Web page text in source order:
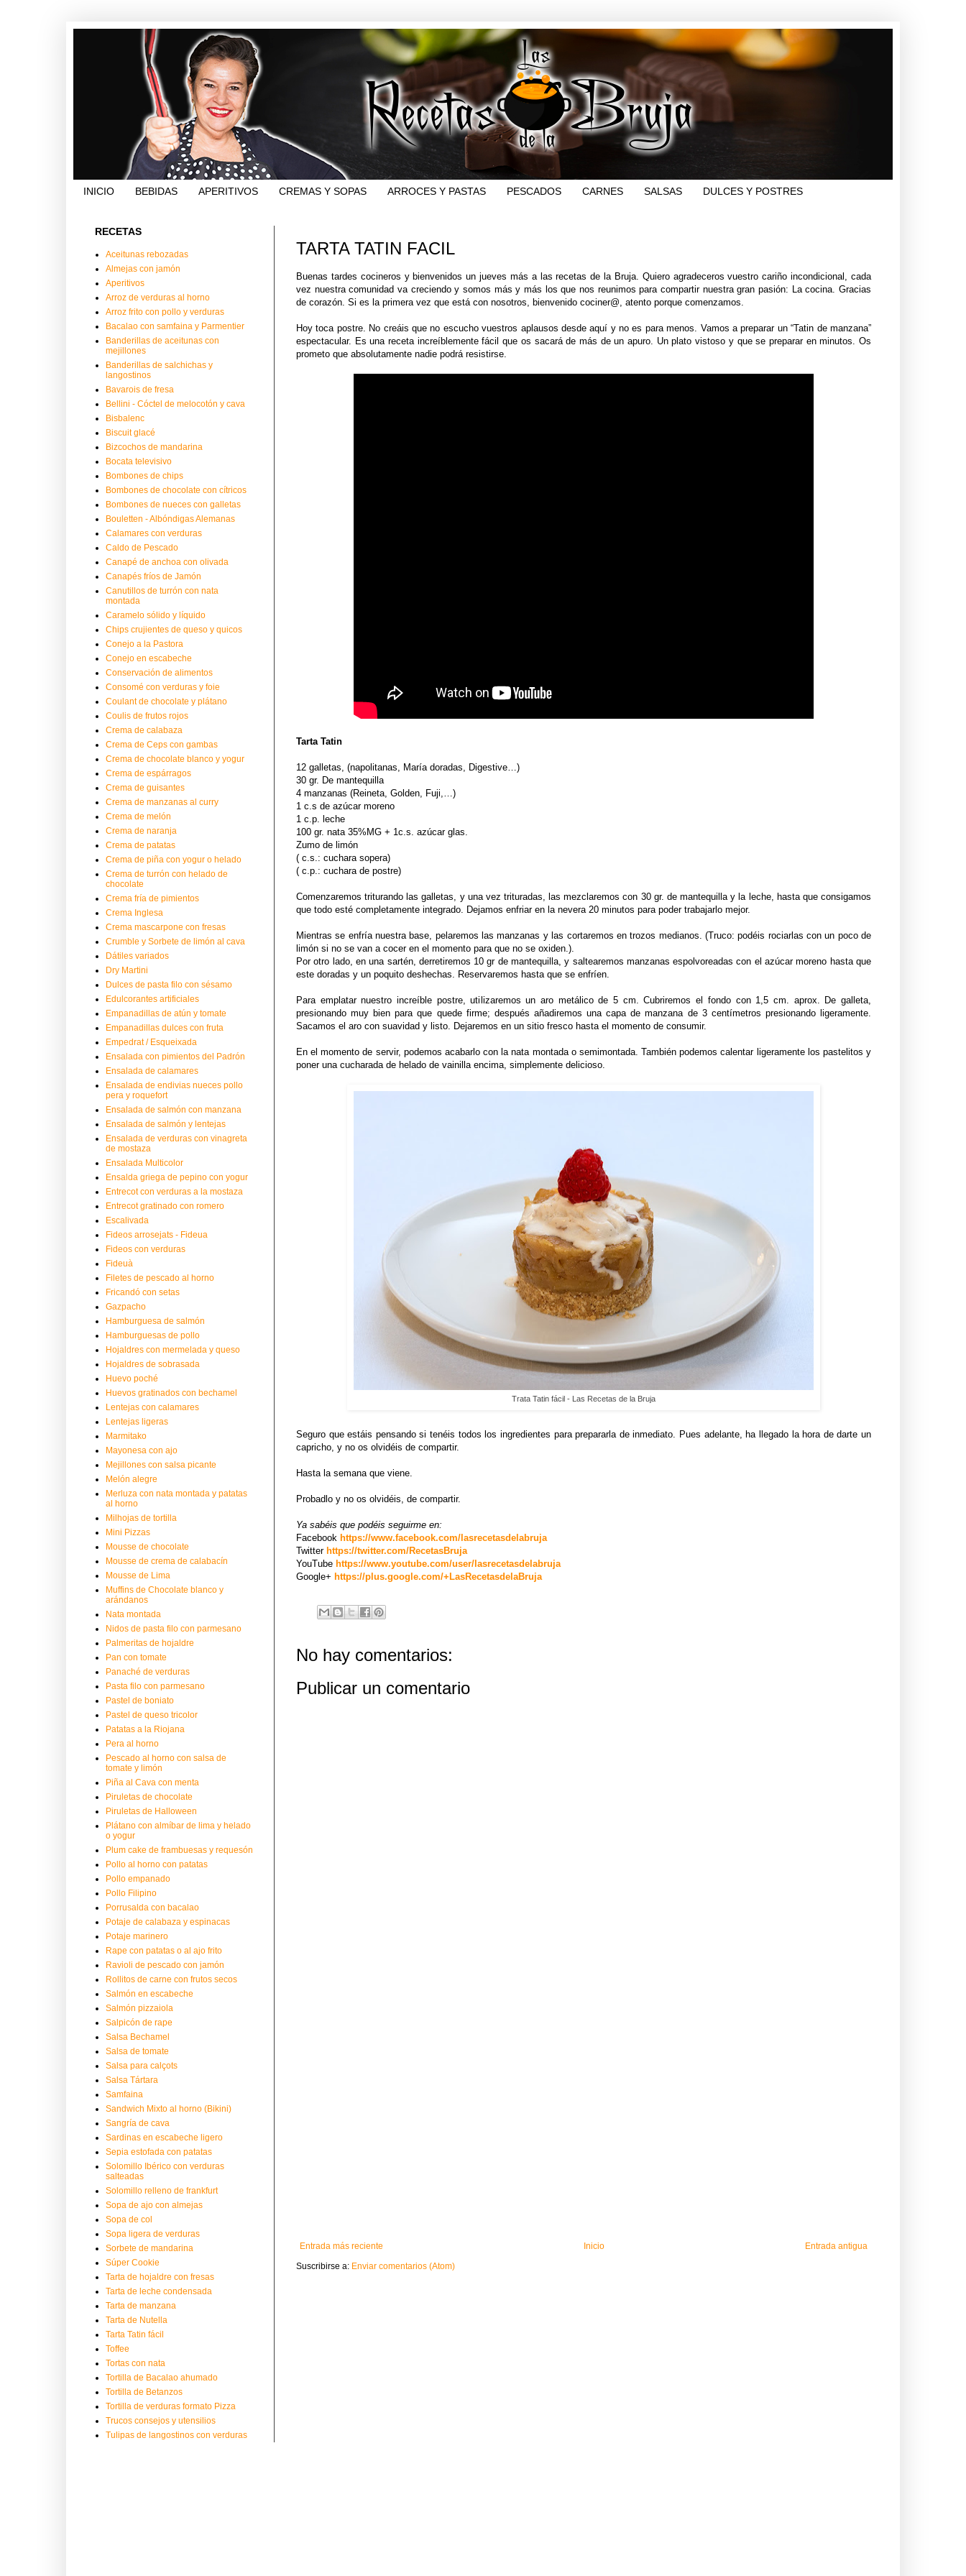
INICIO BEBIDAS APERITIVOS CREMAS Y SOPAS ARROCES Y PASTAS PESCADOS CARNES SALSAS DULCES Y POSTRES
TARTA TATIN FACIL
Buenas tardes cocineros y bienvenidos un jueves más a las recetas de la Bruja. Quiero agradeceros vuestro cariño incondicional, cada
vez nuestra comunidad va creciendo y somos más y más los que nos reunimos para compartir nuestra gran pasión: La cocina. Gracias
de corazón. Si es la primera vez que está con nosotros, bienvenido cociner@, atento porque comenzamos.
Hoy toca postre. No creáis que no escucho vuestros aplausos desde aquí y no es para menos. Vamos a preparar un “Tatin de manzana”
espectacular. Es una receta increíblemente fácil que os sacará de más de un apuro. Un plato vistoso y que se preparar en minutos. Os
prometo que absolutamente nadie podrá resistirse.
Tarta Tatin
12 galletas, (napolitanas, María doradas, Digestive…)
30 gr. De mantequilla
4 manzanas (Reineta, Golden, Fuji,…)
1 c.s de azúcar moreno
1 c.p. leche
100 gr. nata 35%MG + 1c.s. azúcar glas.
Zumo de limón
( c.s.: cuchara sopera)
( c.p.: cuchara de postre)
Comenzaremos triturando las galletas, y una vez trituradas, las mezclaremos con 30 gr. de mantequilla y la leche, hasta que consigamos
que todo esté completamente integrado. Dejamos enfriar en la nevera 20 minutos para poder trabajarlo mejor.
Mientras se enfría nuestra base, pelaremos las manzanas y las cortaremos en trozos medianos. (Truco: podéis rociarlas con un poco de
limón si no se van a cocer en el momento para que no se oxiden.).
Por otro lado, en una sartén, derretiremos 10 gr de mantequilla, y saltearemos manzanas espolvoreadas con el azúcar moreno hasta que
este doradas y un poquito deshechas. Reservaremos hasta que se enfríen.
Para emplatar nuestro increíble postre, utilizaremos un aro metálico de 5 cm. Cubriremos el fondo con 1,5 cm. aprox. De galleta,
presionando muy bien para que quede firme; después añadiremos una capa de manzana de 3 centímetros presionando ligeramente.
Sacamos el aro con suavidad y listo. Dejaremos en un sitio fresco hasta el momento de consumir.
En el momento de servir, podemos acabarlo con la nata montada o semimontada. También podemos calentar ligeramente los pastelitos y
poner una cucharada de helado de vainilla encima, simplemente delicioso.
Trata Tatin fácil - Las Recetas de la Bruja
Seguro que estáis pensando si tenéis todos los ingredientes para prepararla de inmediato. Pues adelante, ha llegado la hora de darte un
capricho, y no os olvidéis de compartir.
Hasta la semana que viene.
Probadlo y no os olvidéis, de compartir.
Ya sabéis que podéis seguirme en:
Facebook https://www.facebook.com/lasrecetasdelabruja
Twitter https://twitter.com/RecetasBruja
YouTube https://www.youtube.com/user/lasrecetasdelabruja
Google+ https://plus.google.com/+LasRecetasdelaBruja
No hay comentarios:
Publicar un comentario
Entrada más reciente Entrada antigua
Inicio
Suscribirse a: Enviar comentarios (Atom)
RECETAS
Aceitunas rebozadas
Almejas con jamón
Aperitivos
Arroz de verduras al horno
Arroz frito con pollo y verduras
Bacalao con samfaina y Parmentier
Banderillas de aceitunas con
mejillones
Banderillas de salchichas y
langostinos
Bavarois de fresa
Bellini - Cóctel de melocotón y cava
Bisbalenc
Biscuit glacé
Bizcochos de mandarina
Bocata televisivo
Bombones de chips
Bombones de chocolate con cítricos
Bombones de nueces con galletas
Bouletten - Albóndigas Alemanas
Calamares con verduras
Caldo de Pescado
Canapé de anchoa con olivada
Canapés fríos de Jamón
Canutillos de turrón con nata
montada
Caramelo sólido y líquido
Chips crujientes de queso y quicos
Conejo a la Pastora
Conejo en escabeche
Conservación de alimentos
Consomé con verduras y foie
Coulant de chocolate y plátano
Coulis de frutos rojos
Crema de calabaza
Crema de Ceps con gambas
Crema de chocolate blanco y yogur
Crema de espárragos
Crema de guisantes
Crema de manzanas al curry
Crema de melón
Crema de naranja
Crema de patatas
Crema de piña con yogur o helado
Crema de turrón con helado de
chocolate
Crema fría de pimientos
Crema Inglesa
Crema mascarpone con fresas
Crumble y Sorbete de limón al cava
Dátiles variados
Dry Martini
Dulces de pasta filo con sésamo
Edulcorantes artificiales
Empanadillas de atún y tomate
Empanadillas dulces con fruta
Empedrat / Esqueixada
Ensalada con pimientos del Padrón
Ensalada de calamares
Ensalada de endivias nueces pollo
pera y roquefort
Ensalada de salmón con manzana
Ensalada de salmón y lentejas
Ensalada de verduras con vinagreta
de mostaza
Ensalada Multicolor
Ensalda griega de pepino con yogur
Entrecot con verduras a la mostaza
Entrecot gratinado con romero
Escalivada
Fideos arrosejats - Fideua
Fideos con verduras
Fideuà
Filetes de pescado al horno
Fricandó con setas
Gazpacho
Hamburguesa de salmón
Hamburguesas de pollo
Hojaldres con mermelada y queso
Hojaldres de sobrasada
Huevo poché
Huevos gratinados con bechamel
Lentejas con calamares
Lentejas ligeras
Marmitako
Mayonesa con ajo
Mejillones con salsa picante
Melón alegre
Merluza con nata montada y patatas
al horno
Milhojas de tortilla
Mini Pizzas
Mousse de chocolate
Mousse de crema de calabacín
Mousse de Lima
Muffins de Chocolate blanco y
arándanos
Nata montada
Nidos de pasta filo con parmesano
Palmeritas de hojaldre
Pan con tomate
Panaché de verduras
Pasta filo con parmesano
Pastel de boniato
Pastel de queso tricolor
Patatas a la Riojana
Pera al horno
Pescado al horno con salsa de
tomate y limón
Piña al Cava con menta
Piruletas de chocolate
Piruletas de Halloween
Plátano con almíbar de lima y helado
o yogur
Plum cake de frambuesas y requesón
Pollo al horno con patatas
Pollo empanado
Pollo Filipino
Porrusalda con bacalao
Potaje de calabaza y espinacas
Potaje marinero
Rape con patatas o al ajo frito
Ravioli de pescado con jamón
Rollitos de carne con frutos secos
Salmón en escabeche
Salmón pizzaiola
Salpicón de rape
Salsa Bechamel
Salsa de tomate
Salsa para calçots
Salsa Tártara
Samfaina
Sandwich Mixto al horno (Bikini)
Sangría de cava
Sardinas en escabeche ligero
Sepia estofada con patatas
Solomillo Ibérico con verduras
salteadas
Solomillo relleno de frankfurt
Sopa de ajo con almejas
Sopa de col
Sopa ligera de verduras
Sorbete de mandarina
Súper Cookie
Tarta de hojaldre con fresas
Tarta de leche condensada
Tarta de manzana
Tarta de Nutella
Tarta Tatin fácil
Toffee
Tortas con nata
Tortilla de Bacalao ahumado
Tortilla de Betanzos
Tortilla de verduras formato Pizza
Trucos consejos y utensilios
Tulipas de langostinos con verduras